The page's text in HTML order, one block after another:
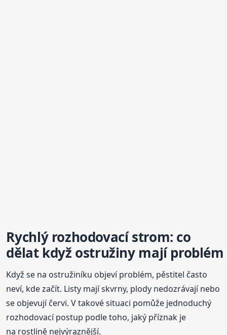
Rychlý rozhodovací strom: co
dělat když ostružiny mají problém
Když se na ostružiníku objeví problém, pěstitel často
neví, kde začít. Listy mají skvrny, plody nedozrávají nebo
se objevují červi. V takové situaci pomůže jednoduchý
rozhodovací postup podle toho, jaký příznak je
na rostlině nejvýraznější.